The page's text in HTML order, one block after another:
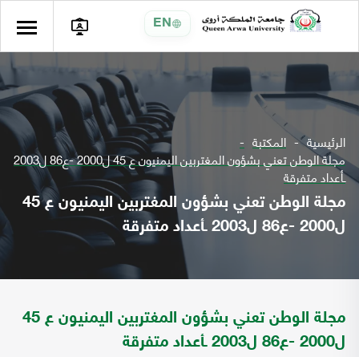
EN
الرئيسية المكتبة
مجلة الوطن تعني بشؤون المغتربين اليمنيون ع 45 ل2000 -ع86 ل2003
ـأعداد متفرقة
مجلة الوطن تعني بشؤون المغتربين اليمنيون ع 45
ل2000 -ع86 ل2003 ـأعداد متفرقة
مجلة الوطن تعني بشؤون المغتربين اليمنيون ع 45
ل2000 -ع86 ل2003 ـأعداد متفرقة